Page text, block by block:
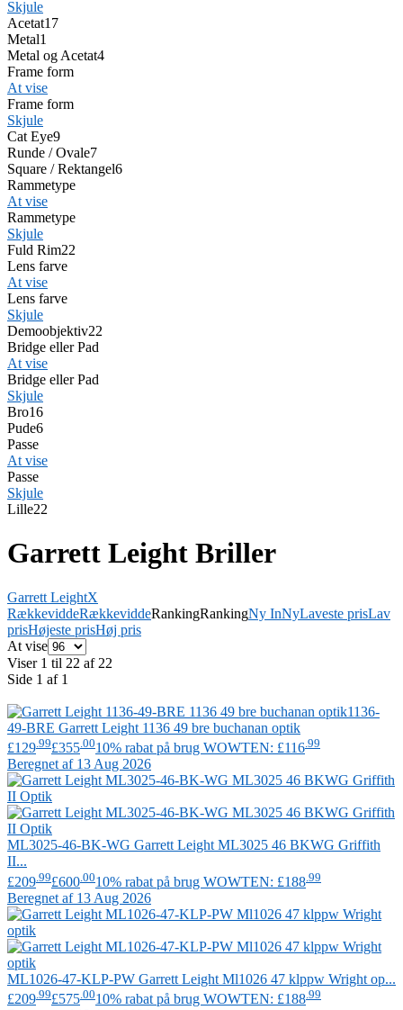
Skjule
Acetat17
Metal1
Metal og Acetat4
Frame form
At vise
Frame form
Skjule
Cat Eye9
Runde / Ovale7
Square / Rektangel6
Rammetype
At vise
Rammetype
Skjule
Fuld Rim22
Lens farve
At vise
Lens farve
Skjule
Demoobjektiv22
Bridge eller Pad
At vise
Bridge eller Pad
Skjule
Bro16
Pude6
Passe
At vise
Passe
Skjule
Lille22
Garrett Leight Briller
Garrett LeightX
RækkeviddeRækkeviddeRankingRankingNy InNyLaveste prisLav
prisHøjeste prisHøj pris
At vise
Viser 1 til 22 af 22
Side 1 af 1
1136-
49-BRE Garrett Leight 1136 49 bre buchanan optik
£129 .99£355 .0010% rabat på brug WOWTEN: £116 .99
Beregnet af 13 Aug 2026
ML3025-46-BK-WG Garrett Leight ML3025 46 BKWG Griffith
II...
£209 .99£600 .0010% rabat på brug WOWTEN: £188 .99
Beregnet af 13 Aug 2026
ML1026-47-KLP-PW Garrett Leight Ml1026 47 klppw Wright op...
£209 .99£575 .0010% rabat på brug WOWTEN: £188 .99